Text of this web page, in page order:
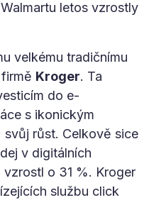
letos vzrostly
velkému tradičnímu
Kroger. Ta
do e-
s ikonickým
růst. Celkově sice
v digitálních
o 31 %. Kroger
službu click